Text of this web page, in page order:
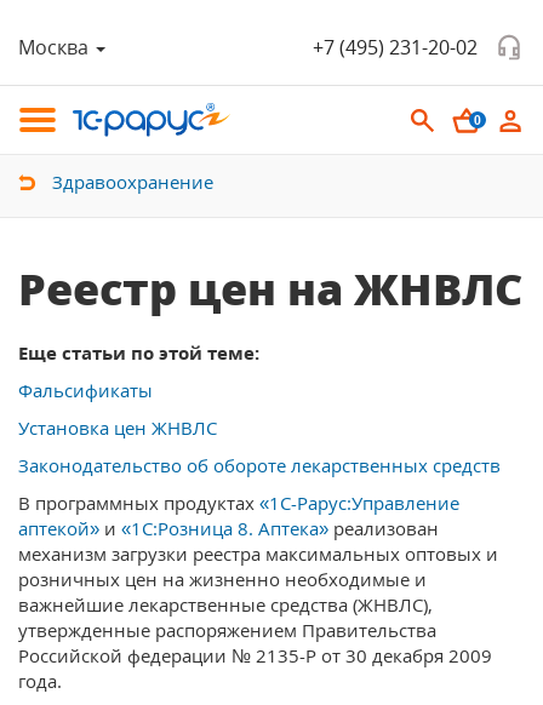
Москва +7 (495) 231-20-02
0
Здравоохранение
Реестр цен на ЖНВЛС
Еще статьи по этой теме:
Фальсификаты
Установка цен ЖНВЛС
Законодательство об обороте лекарственных средств
В программных продуктах «1С-Рарус:Управление
аптекой» и «1С:Розница 8. Аптека» реализован
механизм загрузки реестра максимальных оптовых и
розничных цен на жизненно необходимые и
важнейшие лекарственные средства (ЖНВЛС),
утвержденные распоряжением Правительства
Российской федерации № 2135-Р от 30 декабря 2009
года.